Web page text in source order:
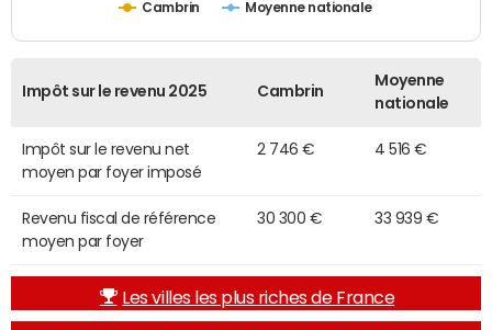
Cambrin Moyenne nationale
Impôt sur le revenu 2025 Cambrin
Moyenne
nationale
Impôt sur le revenu net
moyen par foyer imposé
2 746 € 4 516 €
Revenu fiscal de référence
moyen par foyer
30 300 € 33 939 €
Les villes les plus riches de France